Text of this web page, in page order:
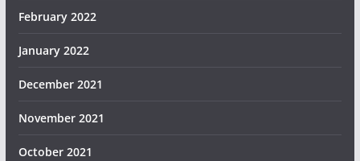
February 2022
January 2022
December 2021
November 2021
October 2021